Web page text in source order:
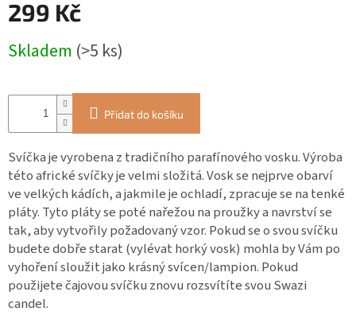
299 Kč
cena:
Skladem (>5 ks)
Přidat do košíku
Svíčka je vyrobena z tradičního parafínového vosku. Výroba
této africké svíčky je velmi složitá. Vosk se nejprve obarví
ve velkých kádích, a jakmile je ochladí, zpracuje se na tenké
pláty. Tyto pláty se poté nařežou na proužky a navrství se
tak, aby vytvořily požadovaný vzor. Pokud se o svou svíčku
budete dobře starat (vylévat horký vosk) mohla by Vám po
vyhoření sloužit jako krásný svícen/lampion. Pokud
použijete čajovou svíčku znovu rozsvítíte svou Swazi
candel.